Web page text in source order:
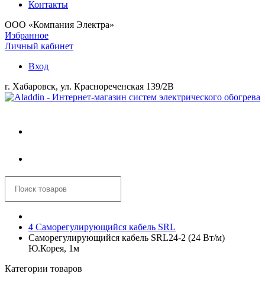
Контакты
ООО «Компания Электра»
Избранное
Личный кабинет
Вход
г. Хабаровск, ул. Краснореченская 139/2В
4 Саморегулирующийся кабель SRL
Саморегулирующийся кабель SRL24-2 (24 Вт/м)
Ю.Корея, 1м
Категории товаров